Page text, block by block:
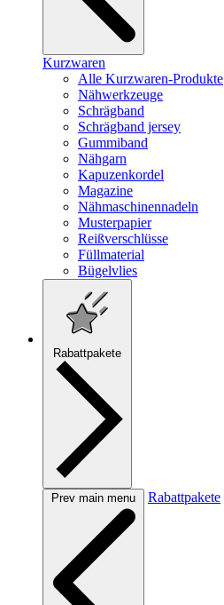
Kurzwaren
Alle Kurzwaren-Produkte
Nähwerkzeuge
Schrägband
Schrägband jersey
Gummiband
Nähgarn
Kapuzenkordel
Magazine
Nähmaschinennadeln
Musterpapier
Reißverschlüsse
Füllmaterial
Bügelvlies
Rabattpakete
Prev main menu Rabattpakete